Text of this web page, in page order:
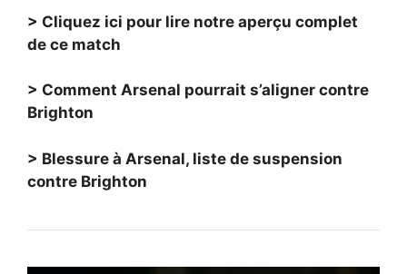
> Cliquez ici pour lire notre aperçu complet
de ce match
> Comment Arsenal pourrait s’aligner contre
Brighton
> Blessure à Arsenal, liste de suspension
contre Brighton